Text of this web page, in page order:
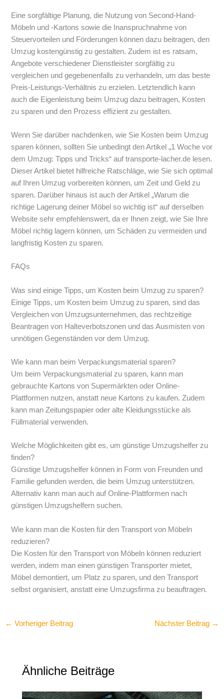
Eine sorgfältige Planung, die Nutzung von Second-Hand-
Möbeln und -Kartons sowie die Inanspruchnahme von
Steuervorteilen und Förderungen können dazu beitragen, den
Umzug kostengünstig zu gestalten. Zudem ist es ratsam,
Angebote verschiedener Dienstleister sorgfältig zu
vergleichen und gegebenenfalls zu verhandeln, um das beste
Preis-Leistungs-Verhältnis zu erzielen. Letztendlich kann
auch die Eigenleistung beim Umzug dazu beitragen, Kosten
zu sparen und den Prozess effizient zu gestalten.
Wenn Sie darüber nachdenken, wie Sie Kosten beim Umzug
sparen können, sollten Sie unbedingt den Artikel „1 Woche vor
dem Umzug: Tipps und Tricks“ auf transporte-lacher.de lesen.
Dieser Artikel bietet hilfreiche Ratschläge, wie Sie sich optimal
auf Ihren Umzug vorbereiten können, um Zeit und Geld zu
sparen. Darüber hinaus ist auch der Artikel „Warum die
richtige Lagerung deiner Möbel so wichtig ist“ auf derselben
Website sehr empfehlenswert, da er Ihnen zeigt, wie Sie Ihre
Möbel richtig lagern können, um Schäden zu vermeiden und
langfristig Kosten zu sparen.
FAQs
Was sind einige Tipps, um Kosten beim Umzug zu sparen?
Einige Tipps, um Kosten beim Umzug zu sparen, sind das
Vergleichen von Umzugsunternehmen, das rechtzeitige
Beantragen von Halteverbotszonen und das Ausmisten von
unnötigen Gegenständen vor dem Umzug.
Wie kann man beim Verpackungsmaterial sparen?
Um beim Verpackungsmaterial zu sparen, kann man
gebrauchte Kartons von Supermärkten oder Online-
Plattformen nutzen, anstatt neue Kartons zu kaufen. Zudem
kann man Zeitungspapier oder alte Kleidungsstücke als
Füllmaterial verwenden.
Welche Möglichkeiten gibt es, um günstige Umzugshelfer zu
finden?
Günstige Umzugshelfer können in Form von Freunden und
Familie gefunden werden, die beim Umzug unterstützen.
Alternativ kann man auch auf Online-Plattformen nach
günstigen Umzugshelfern suchen.
Wie kann man die Kosten für den Transport von Möbeln
reduzieren?
Die Kosten für den Transport von Möbeln können reduziert
werden, indem man einen günstigen Transporter mietet,
Möbel demontiert, um Platz zu sparen, und den Transport
selbst organisiert, anstatt eine Umzugsfirma zu beauftragen.
← Vorheriger Beitrag Nächster Beitrag →
Ähnliche Beiträge